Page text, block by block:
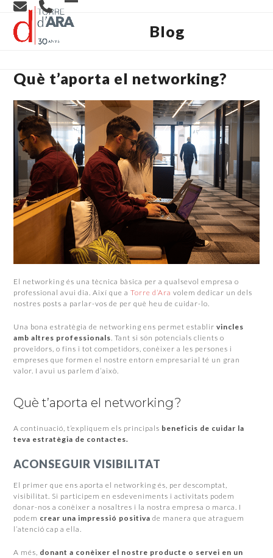
Skip
content
Open
Close
Blog
Què t’aporta el networking?
El networking és una tècnica bàsica per a qualsevol empresa o
professional avui dia. Així que aTorre d’Ara volem dedicar un dels
nostres posts a parlar-vos de per què heu de cuidar-lo.
Una bona estratègia de networking ens permet establirvincles
amb altres professionals. Tant si són potencials clients o
proveïdors, o fins i tot competidors, conèixer a les persones i
empreses que formen el nostre entorn empresarial té un gran
valor. I avui us parlem d’això.
Què t’aporta el networking?
A continuació, t’expliquem els principals beneficis de cuidar la
teva estratègia de contactes.
ACONSEGUIR VISIBILITAT
El primer que ens aporta el networking és, per descomptat,
visibilitat. Si participem en esdeveniments i activitats podem
donar-nos a conèixer a nosaltres i la nostra empresa o marca. I
podem crear una impressió positiva de manera que atraguem
l’atenció cap a ella.
A més, donant a conèixer el nostre producte o servei en un